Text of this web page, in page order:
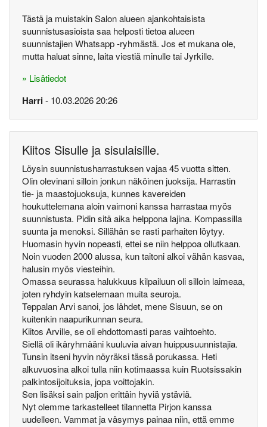
Tästä ja muistakin Salon alueen ajankohtaisista
suunnistusasioista saa helposti tietoa alueen
suunnistajien Whatsapp -ryhmästä. Jos et mukana ole,
mutta haluat sinne, laita viestiä minulle tai Jyrkille.
» Lisätiedot
Harri- 10.03.2026 20:26
Kiitos Sisulle ja sisulaisille.
Löysin suunnistusharrastuksen vajaa 45 vuotta sitten.
Olin olevinani silloin jonkun näköinen juoksija. Harrastin
tie- ja maastojuoksuja, kunnes kavereiden
houkuttelemana aloin vaimoni kanssa harrastaa myös
suunnistusta. Pidin sitä aika helppona lajina. Kompassilla
suunta ja menoksi. Sillähän se rasti parhaiten löytyy.
Huomasin hyvin nopeasti, ettei se niin helppoa ollutkaan.
Noin vuoden 2000 alussa, kun taitoni alkoi vähän kasvaa,
halusin myös viesteihin.
Omassa seurassa halukkuus kilpailuun oli silloin laimeaa,
joten ryhdyin katselemaan muita seuroja.
Teppalan Arvi sanoi, jos lähdet, mene Sisuun, se on
kuitenkin naapurikunnan seura.
Kiitos Arville, se oli ehdottomasti paras vaihtoehto.
Siellä oli ikäryhmääni kuuluvia aivan huippusuunnistajia.
Tunsin itseni hyvin nöyräksi tässä porukassa. Heti
alkuvuosina alkoi tulla niin kotimaassa kuin Ruotsissakin
palkintosijoituksia, jopa voittojakin.
Sen lisäksi sain paljon erittäin hyviä ystäviä.
Nyt olemme tarkastelleet tilannetta Pirjon kanssa
uudelleen. Vammat ja väsymys painaa niin, että emme